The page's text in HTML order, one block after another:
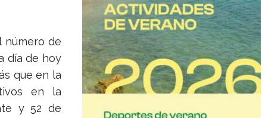
número de
día de hoy
que en la
en la
y 52 de